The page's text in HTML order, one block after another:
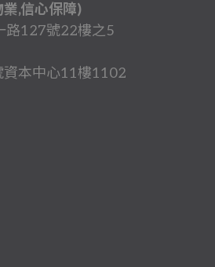
,信心保障)
路127號22樓之5
本中心11樓1102